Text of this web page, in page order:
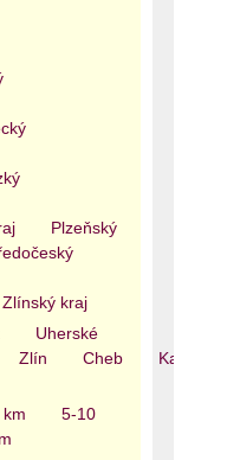
Plzeňský
Zlínský kraj
Uherské
Zlín Cheb
Karlovy
5-10